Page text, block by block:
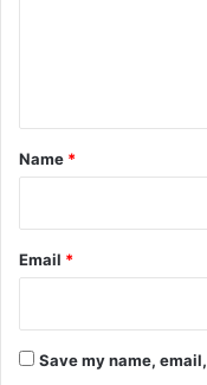
*
Name *
Email *
Save my name,